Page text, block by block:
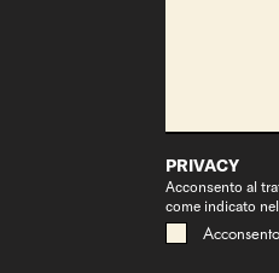
PRIVACY
Acconsento al
come indicato